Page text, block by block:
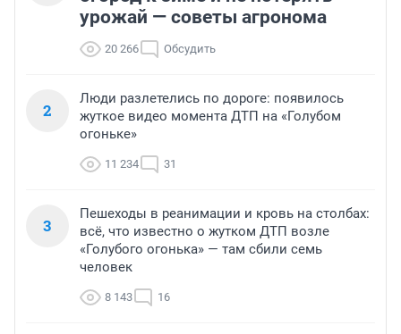
урожай — советы агронома
20 266 Обсудить
2
Люди разлетелись по дороге: появилось
жуткое видео момента ДТП на «Голубом
огоньке»
11 234 31
3
Пешеходы в реанимации и кровь на столбах:
всё, что известно о жутком ДТП возле
«Голубого огонька» — там сбили семь
человек
8 143 16